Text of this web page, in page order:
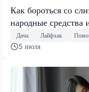
Как бороться со
народные средства
Дача Лайфхак
5 июля